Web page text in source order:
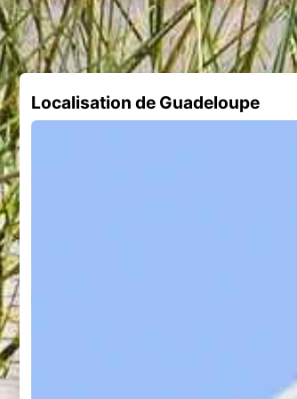
Localisation de Guadeloupe